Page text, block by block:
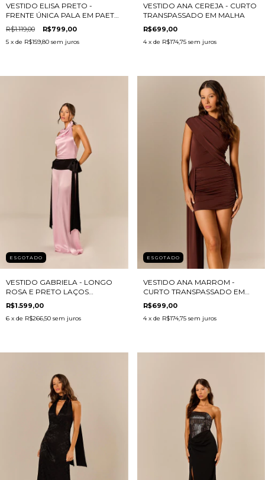
VESTIDO ELISA PRETO -
FRENTE ÚNICA PALA EM PAETÊ
ROSÊ
R$1.119,00 R$799,00
5 x de R$159,80 sem juros
VESTIDO ANA CEREJA - CURTO
TRANSPASSADO EM MALHA
R$699,00
4 x de R$174,75 sem juros
ESGOTADO
VESTIDO GABRIELA - LONGO
ROSA E PRETO LAÇOS
LATERAIS
R$1.599,00
6 x de R$266,50 sem juros
ESGOTADO
VESTIDO ANA MARROM -
CURTO TRANSPASSADO EM
MALHA
R$699,00
4 x de R$174,75 sem juros